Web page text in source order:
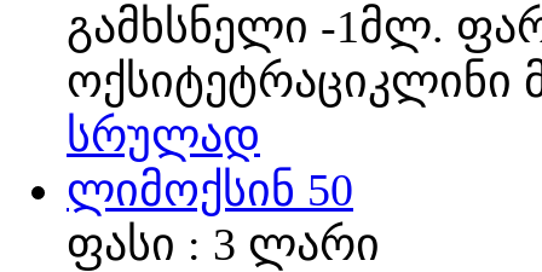
გამხსნელი -1მლ.
ოქსიტეტრაციკლინი
სრულად
ლიმოქსინ 50
ფასი : 3 ლარი